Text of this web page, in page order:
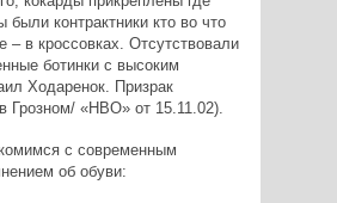
были контрактники кто во что
– в кроссовках. Отсутствовали
ботинки с высоким
Ходаренок. Призрак
Грозном/ «НВО» от 15.11.02).
с современным
об обуви: